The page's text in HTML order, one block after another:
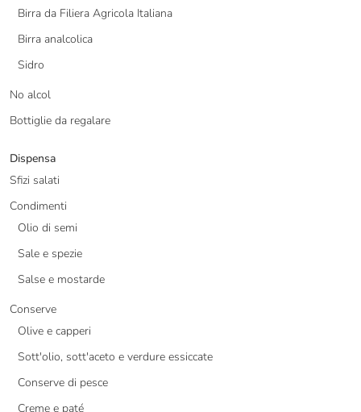
Birra da Filiera Agricola Italiana
Birra analcolica
Sidro
No alcol
Bottiglie da regalare
Dispensa
Sfizi salati
Condimenti
Olio di semi
Sale e spezie
Salse e mostarde
Conserve
Olive e capperi
Sott'olio, sott'aceto e verdure essiccate
Conserve di pesce
Creme e paté